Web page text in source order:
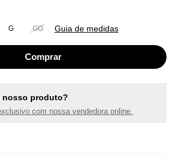
G GG Guia de medidas
nosso produto?
com nossa vendedora online.